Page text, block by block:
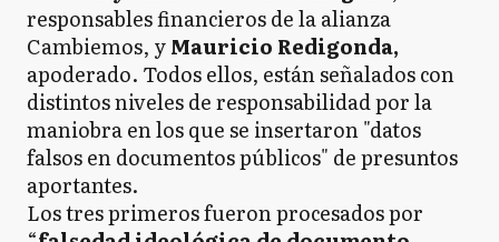
responsables financieros de la alianza
Cambiemos, yMauricio Redigonda,
apoderado. Todos ellos, están señalados con
distintos niveles de responsabilidad por la
maniobra en los que se insertaron "datos
falsos en documentos públicos" de presuntos
aportantes.
Los tres primeros fueron procesados por